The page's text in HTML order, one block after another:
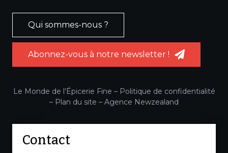
Qui sommes-nous ?
Abonnez-vous à notre newsletter !
Le Monde de l’Épicerie Fine – Politique de confidentialité
– Plan du site – Agence Newzealand
Contact